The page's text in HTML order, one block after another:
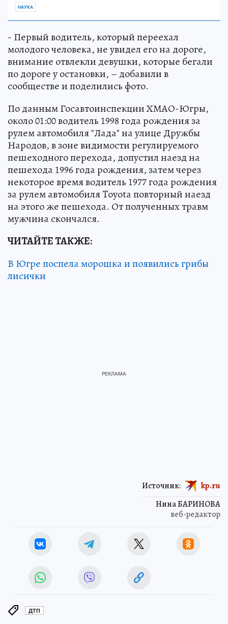
НАУКА
- Первый водитель, который переехал
молодого человека, не увидел его на дороге,
внимание отвлекли девушки, которые бегали
по дороге у остановки, – добавили в
сообществе и поделились фото.
По данным Госавтоинспекции ХМАО-Югры,
около 01:00 водитель 1998 года рождения за
рулем автомобиля "Лада" на улице Дружбы
Народов, в зоне видимости регулируемого
пешеходного перехода, допустил наезд на
пешехода 1996 года рождения, затем через
некоторое время водитель 1977 года рождения
за рулем автомобиля Toyota повторный наезд
на этого же пешехода. От полученных травм
мужчина скончался.
ЧИТАЙТЕ ТАКЖЕ:
В Югре поспела морошка и появились грибы
лисички
Нина БАРИНОВА
веб-редактор
Источник: kp.ru
ДТП